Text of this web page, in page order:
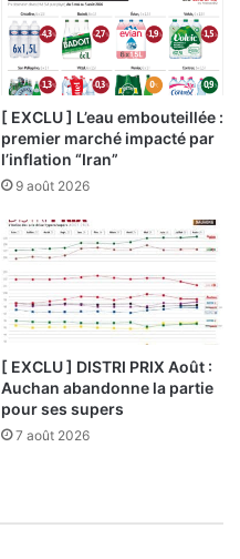
[ EXCLU ] L’eau embouteillée :
premier marché impacté par
l’inflation “Iran”
9 août 2026
[ EXCLU ] DISTRI PRIX Août :
Auchan abandonne la partie
pour ses supers
7 août 2026